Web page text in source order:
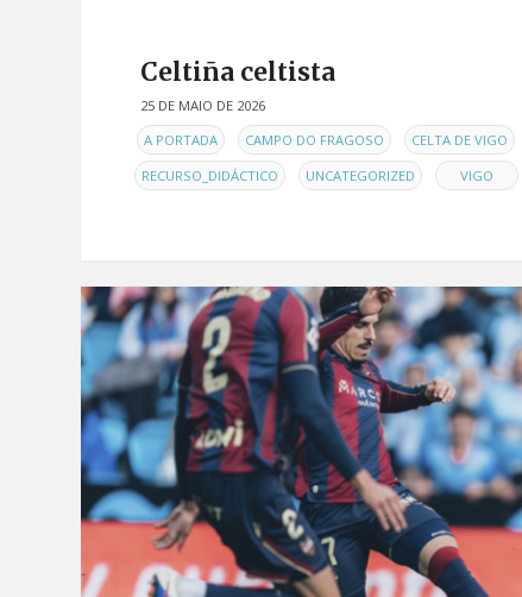
Celtiña celtista
25 DE MAIO DE 2026
ENA PORTADA CAMPO DO FRAGOSO CELTA DE VIGO
RECURSO_DIDÁCTICO UNCATEGORIZED VIGO